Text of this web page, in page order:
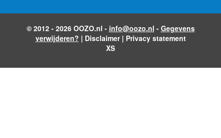
© 2012 - 2026 OOZO.nl - info@oozo.nl - Gegevens
verwijderen? | Disclaimer| Privacy statement
XS